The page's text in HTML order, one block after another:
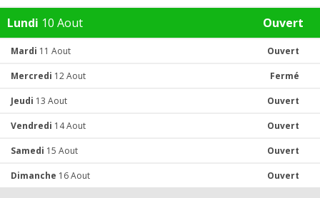
Lundi 10 Aout Ouvert
Mardi 11 Aout Ouvert
Mercredi 12 Aout Fermé
Jeudi 13 Aout Ouvert
Vendredi 14 Aout Ouvert
Samedi 15 Aout Ouvert
Dimanche 16 Aout Ouvert